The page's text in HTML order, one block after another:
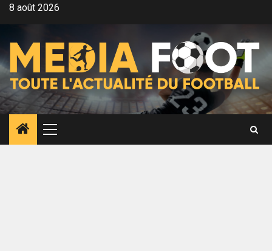
Aller8 août 2026
Menu
principal